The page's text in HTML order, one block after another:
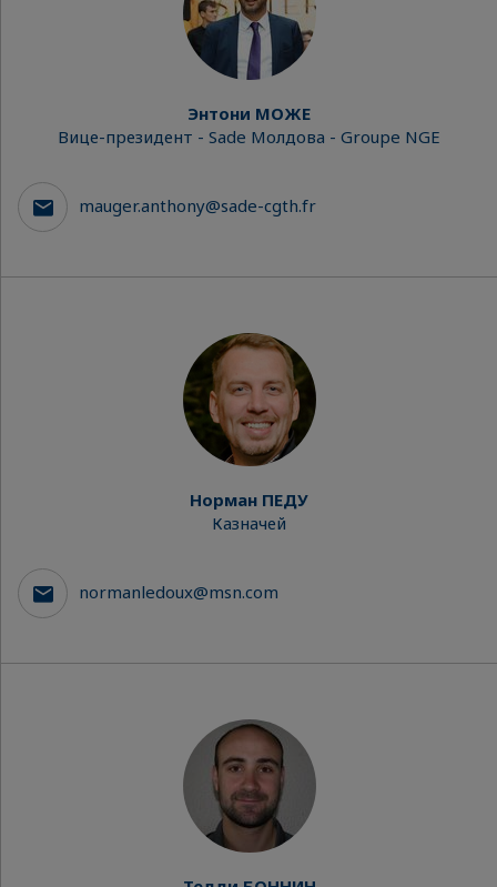
Энтони МОЖЕ
Вице-президент - Sade Молдова - Groupe NGE
mauger.anthony@sade-cgth.fr
Норман ПЕДУ
Казначей
normanledoux@msn.com